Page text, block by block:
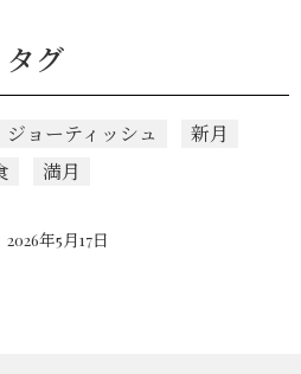
タグ
ジョーティッシュ
新月
満月
年5月17日